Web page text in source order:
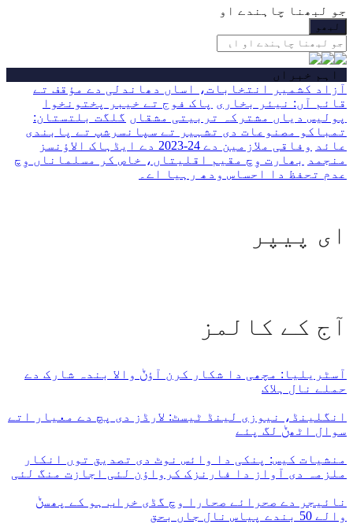
جو لبھنا چاہندے او
اہم خبراں
آزاد کشمیر انتخابات، اساں دھاندلی دے مؤقف تے
قائم آں: نیئر بخاری پاک فوج تے خیبر پختونخوا
پولیس دیاں مشترکہ تربیتی مشقاں گلگت بلتستان:
تمباکو مصنوعات دی تشہیر تے سپانسرشپ تے پابندی
عائد
وفاقی ملازمین دے 24-2023 دے ایڈہاک الاؤنسز
منجمد
بھارت وِچ مقیم اقلیتاں، خاص کر مسلماناں وِچ
عدم تحفظ دا احساس ودھ رہیا اے۔
ای پیپر
آج کے کالمز
آسٹریلیا: مچھی دا شکار کرن آؤݨ والا بندہ شارک دے
حملے نال ہلاک
انگلینڈ، نیوزی لینڈ ٹیسٹ: لارڈز دی پچ دے معیار اتے
سوال اٹھݨ لگ پئے
منشیات کیس: پنکی دا وائس نوٹ دی تصدیق توں انکار
ملزمہ دی آواز دا فارنزک کرواؤن لئی اجازت منگ لئی
نائیجر دے صحرائے صحارا وچ گڈی خراب ہو کے پھسݨ
والے 50 بندے پیاس نال جاں بحق